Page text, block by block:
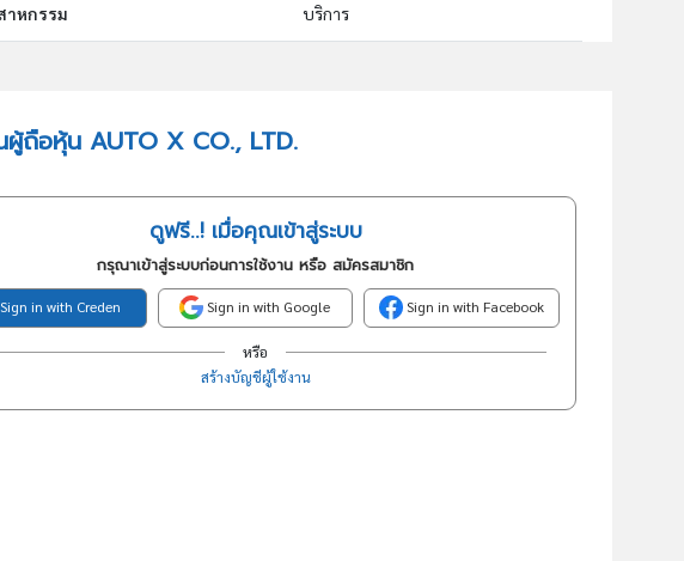
าหกรรม บริการ
ถือหุ้น AUTO X CO., LTD.
ดูฟรี..! เมื่อคุณเข้าสู่ระบบ
กรุณาเข้าสู่ระบบก่อนการใช้งาน หรือ สมัครสมาชิก
Sign in with Creden Sign in with Google Sign in with Facebook
หรือ
สร้างบัญชีผู้ใช้งาน